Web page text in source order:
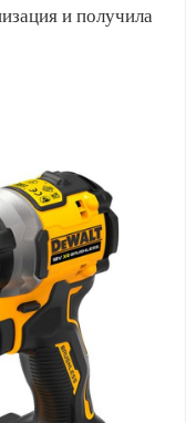
и получила